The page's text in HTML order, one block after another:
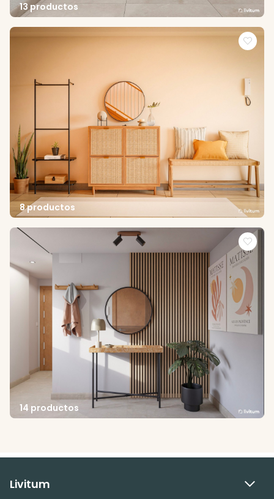
13 productos
8 productos
14 productos
Livitum